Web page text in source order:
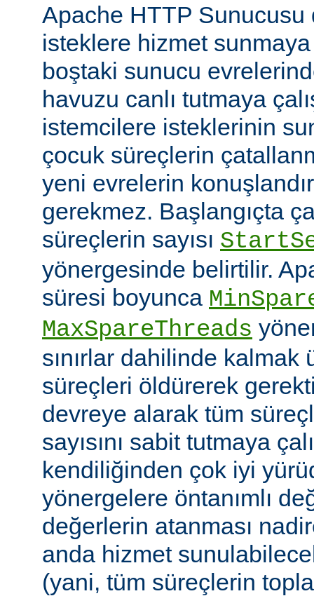
Apache HTTP Sunucusu
isteklere hizmet
boştaki sunucu
havuzu canlı tutmaya
istemcilere isteklerinin
çocuk süreçlerin
yeni evrelerin
gerekmez. Başlangıçta
süreçlerin sayısı
yönergesinde belirtilir.
süresi boyunca
MaxSpareThreads
sınırlar dahilinde
süreçleri öldürerek
devreye alarak tüm
sayısını sabit tutmaya
kendiliğinden çok iyi
yönergelere öntanımlı
değerlerin atanması
anda hizmet
(yani, tüm süreçlerin